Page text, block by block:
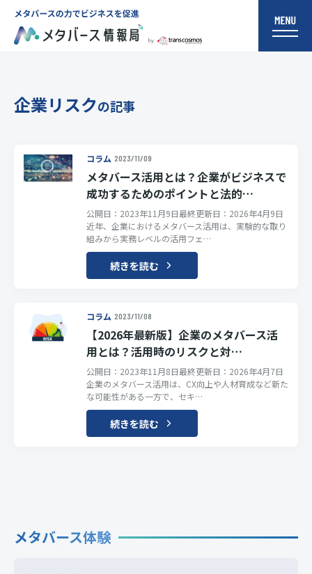
企業リスクの記事
コラム 2023/11/09
メタバース活用とは？企業がビジネスで
成功するためのポイントと法的…
公開日：2023年11月9日最終更新日：2026年4月9日
近年、企業におけるメタバース活用は、実験的な取り
組みから実務レベルの活用フェ…
続きを読む
コラム 2023/11/08
【2026年最新版】企業のメタバース活
用とは？活用時のリスクと対…
公開日：2023年11月8日最終更新日：2026年4月7日
企業のメタバース活用は、CX向上や人材育成など新た
な可能性がある一方で、セキ…
続きを読む
メタバース体験